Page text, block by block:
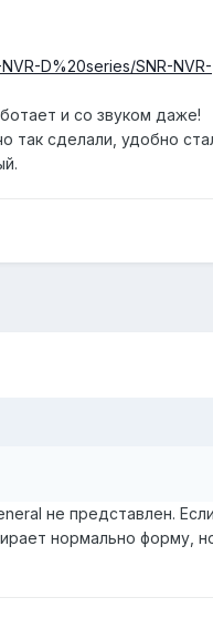
D%20series/SNR-NVR-
и со звуком даже!
так сделали, удобно
не представлен.
нормально форму,